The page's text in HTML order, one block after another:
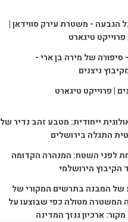
הגבעה - משטרת עירק סווידאן |
טיגארט
סיפורה של מירה בן ארי -
ניצנים
| פרוייקט טיגארט
ייחודית: מטבע זהב נדיר של
התגלה בירושלים
לפני השטח: המנהרה הקדומה
הירושלמי
של המבנה בתרשים המקורי של
המשטרה מטולה כפי שבוצעו על
ארכיון גנזך המדינה